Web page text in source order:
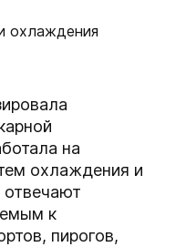
на
охлаждения и
к
пирогов,